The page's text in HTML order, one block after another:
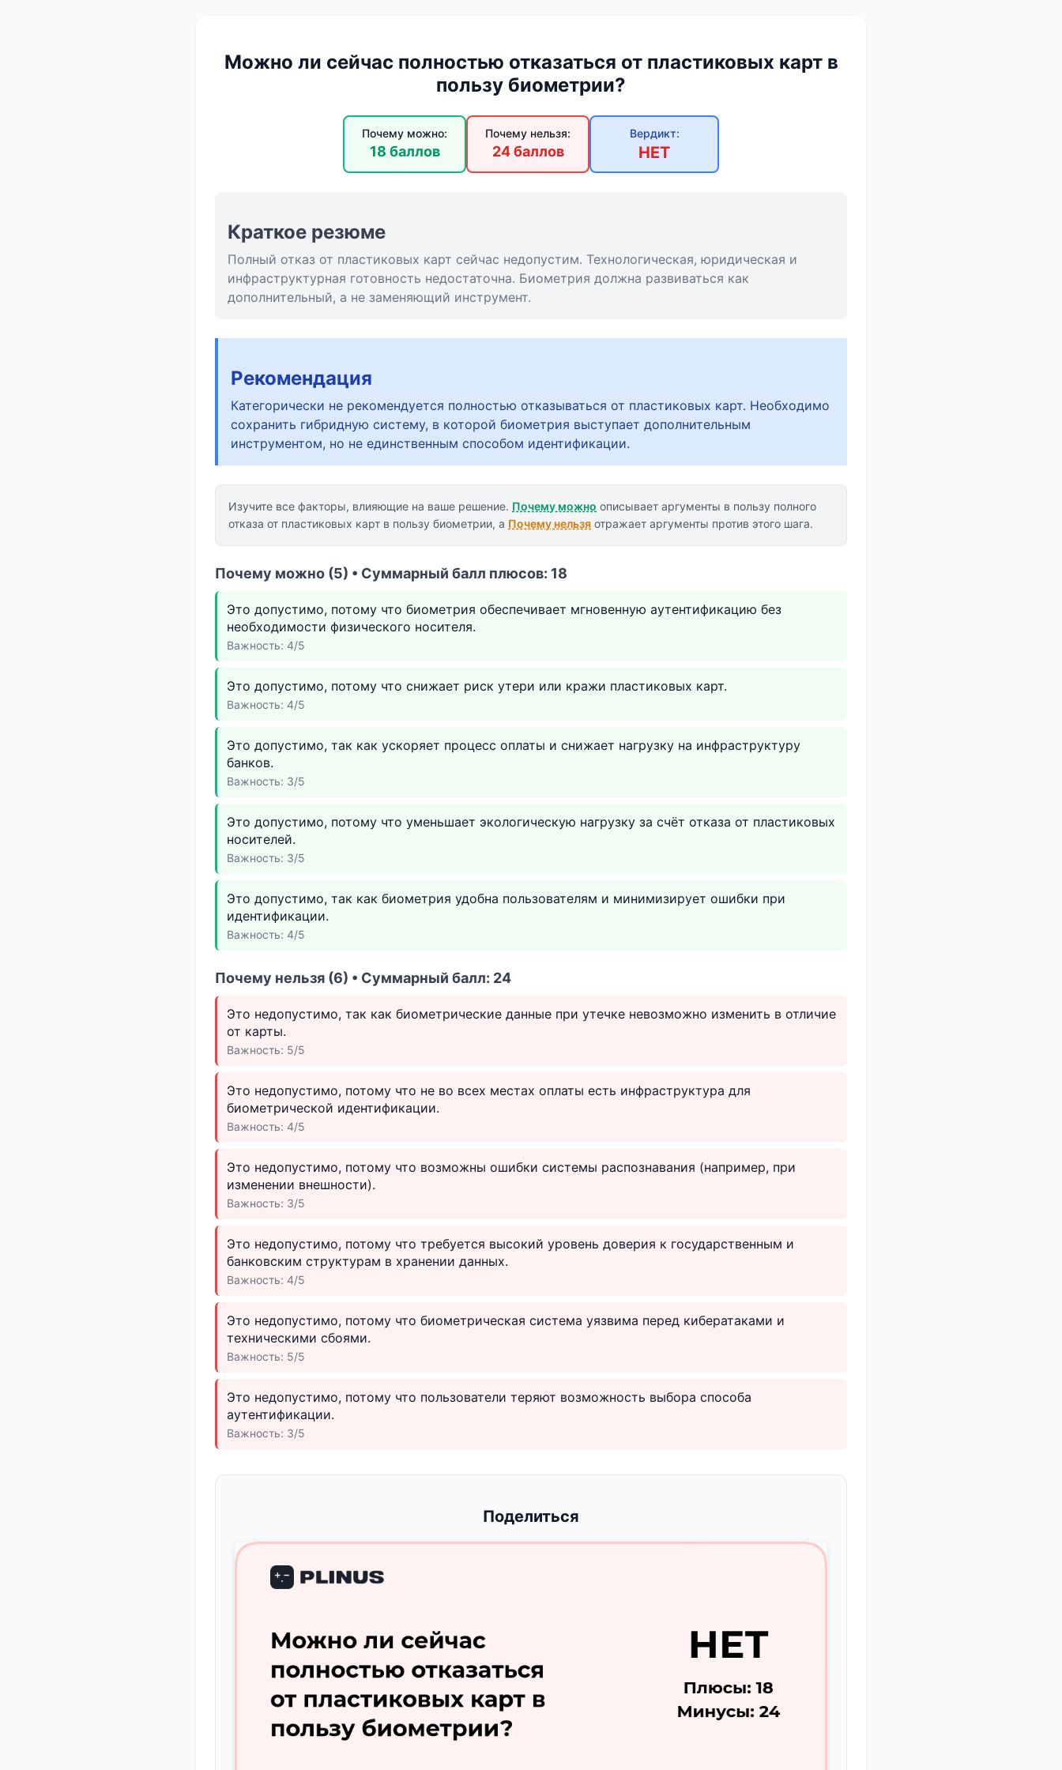
Можно ли сейчас полностью отказаться от пластиковых карт в
пользу биометрии?
Почему можно:
18 баллов
Почему нельзя:
24 баллов
Вердикт:
НЕТ
Краткое резюме
Полный отказ от пластиковых карт сейчас недопустим. Технологическая, юридическая и
инфраструктурная готовность недостаточна. Биометрия должна развиваться как
дополнительный, а не заменяющий инструмент.
Рекомендация
Категорически не рекомендуется полностью отказываться от пластиковых карт. Необходимо
сохранить гибридную систему, в которой биометрия выступает дополнительным
инструментом, но не единственным способом идентификации.
Изучите все факторы, влияющие на ваше решение. Почему можно описывает аргументы в пользу полного
отказа от пластиковых карт в пользу биометрии, а Почему нельзя отражает аргументы против этого шага.
Почему можно (5) • Суммарный балл плюсов: 18
Это допустимо, потому что биометрия обеспечивает мгновенную аутентификацию без
необходимости физического носителя.
Важность: 4/5
Это допустимо, потому что снижает риск утери или кражи пластиковых карт.
Важность: 4/5
Это допустимо, так как ускоряет процесс оплаты и снижает нагрузку на инфраструктуру
банков.
Важность: 3/5
Это допустимо, потому что уменьшает экологическую нагрузку за счёт отказа от пластиковых
носителей.
Важность: 3/5
Это допустимо, так как биометрия удобна пользователям и минимизирует ошибки при
идентификации.
Важность: 4/5
Почему нельзя (6) • Суммарный балл: 24
Это недопустимо, так как биометрические данные при утечке невозможно изменить в отличие
от карты.
Важность: 5/5
Это недопустимо, потому что не во всех местах оплаты есть инфраструктура для
биометрической идентификации.
Важность: 4/5
Это недопустимо, потому что возможны ошибки системы распознавания (например, при
изменении внешности).
Важность: 3/5
Это недопустимо, потому что требуется высокий уровень доверия к государственным и
банковским структурам в хранении данных.
Важность: 4/5
Это недопустимо, потому что биометрическая система уязвима перед кибератаками и
техническими сбоями.
Важность: 5/5
Это недопустимо, потому что пользователи теряют возможность выбора способа
аутентификации.
Важность: 3/5
Поделиться